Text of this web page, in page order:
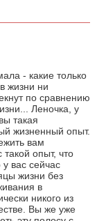
- какие только
жизни ни
по сравнению
Леночка, у
такая
жизненный опыт.
вам
опыт, что
вас сейчас
жизни без
в
никого из
Вы же уже